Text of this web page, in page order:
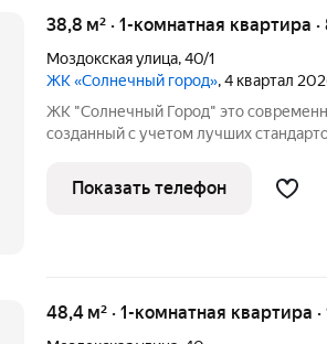
38,8 м² · 1-комнатная квартира
Моздокская улица,40/1
ЖК «Солнечный город», 4 квартал
ЖК "Солнечный Город" это современный жилой комплекс,
созданный с учетом лучших
планировок квартир до отделки дома.
Строительство комплекса
Показать телефон
48,4 м² · 1-комнатная квартира